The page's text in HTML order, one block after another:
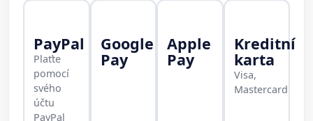
PayPal
Plaťte
pomocí
svého
účtu
PayPal
Google
Pay
Apple
Pay
Kreditní
karta
Visa,
Mastercard